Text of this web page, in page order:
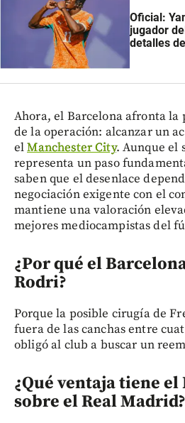
Oficial:
jugador
detalles
Ahora, el Barcelona afronta la
de la operación: alcanzar un
elManchester City. Aunque el
representa un paso
saben que el desenlace
negociación exigente con el
mantiene una valoración
mejores mediocampistas del
¿Por qué el
Rodri?
Porque la posible cirugía de
fuera de las canchas entre
obligó al club a buscar un
¿Qué ventaja tiene
sobre el Real Madrid?